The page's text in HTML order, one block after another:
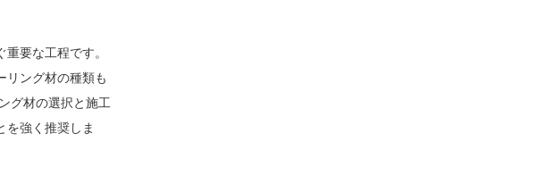
要な工程です。
リング材の種類も
グ材の選択と施工
を強く推奨しま